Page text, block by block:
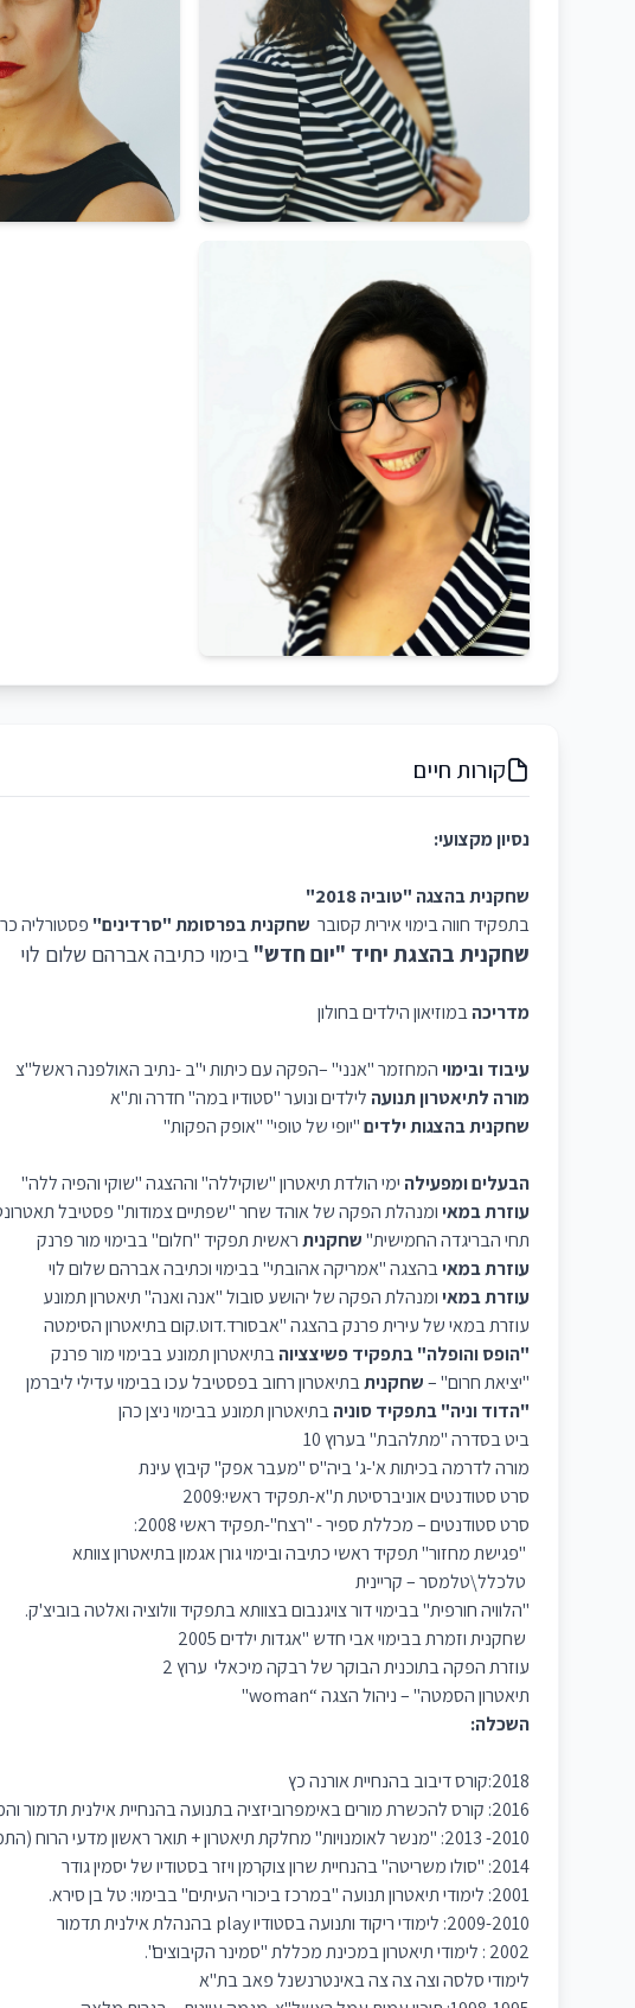
קורות חיים
נסיון מקצועי:
שחקנית בהצגה "טוביה 2018"
בתפקיד חווה בימוי אירית קסובר שחקנית בפרסומת "סרדינים" פסטורליה
שחקנית בהצגת יחיד "יום חדש" בימוי כתיבה אברהם שלום לוי
מדריכהבמוזיאון הילדים בחולון
עיבוד ובימויהמחזמר "אנני" –הפקה עם כיתות י"ב -נתיב האולפנה ראשל"צ
מורה לתיאטרון תנועה לילדים ונוער "סטודיו במה" חדרה ות"א
שחקניתבהצגות ילדים"יופי של טופי" "אופק הפקות"
הבעלים ומפעילה ימי הולדת תיאטרון "שוקיללה" וההצגה "שוקי והפיה ללה"
עוזרת במאיומנהלת הפקה של אוהד שחר "שפתיים צמודות" פסטיבל
תחי הבריגדה החמישית"שחקניתראשית תפקיד "חלום" בבימוי מור פרנק
עוזרת במאיבהצגה "אמריקה אהובתי" בבימוי וכתיבה אברהם שלום לוי
עוזרת במאיומנהלת הפקה של יהושע סובול "אנה ואנה" תיאטרון תמונע
עוזרת במאי של עירית פרנק בהצגה "אבסורד.דוט.קום בתיאטרון הסימטה
"הופס והופלה" בתפקיד פשיצציוהבתיאטרון תמונע בבימוי מור פרנק
"יציאת חרום" –שחקניתבתיאטרון רחוב בפסטיבל עכו בבימוי עדילי ליברמן
"הדוד וניה" בתפקיד סוניהבתיאטרון תמונע בבימוי ניצן כהן
ביט בסדרה "מתלהבת" בערוץ 10
מורה לדרמה בכיתות א'-ג' ביה"ס "מעבר אפק" קיבוץ עינת
סרט סטודנטים אוניברסיטת ת"א-תפקיד ראשי:2009
סרט סטודנטים – מכללת ספיר - "רצח"-תפקיד ראשי 2008:
"פגישת מחזור" תפקיד ראשי כתיבה ובימוי גורן אגמון בתיאטרון צוותא
טלכלל\טלמסר – קריינית
"הלוויה חורפית" בבימוי דור צויגנבום בצוותא בתפקיד וולוציה ואלטה בוביצ'ק.
שחקנית וזמרת בבימוי אבי חדש "אגדות ילדים 2005
עוזרת הפקה בתוכנית הבוקר של רבקה מיכאלי ערוץ 2
תיאטרון הסמטה" – ניהול הצגה “woman"
השכלה:
2018:קורס דיבוב בהנחיית אורנה כץ
2016: קורס להכשרת מורים באימפרוביזציה בתנועה בהנחיית אילנית תדמור והמרכז לגוף ונפש
2010- 2013: "מנשר לאומנויות" מחלקת תיאטרון + תואר ראשון מדעי הרוח (התמחות תיאטרון וקולנוע).
2014: "סולו משריטה" בהנחיית שרון צוקרמן ויזר בסטודיו של יסמין גודר
2001: לימודי תיאטרון תנועה "במרכז ביכורי העיתים" בבימוי: טל בן סירא.
2009-2010: לימודי ריקוד ותנועה בסטודיו play בהנהלת אילנית תדמור
2002 : לימודי תיאטרון במכינת מכללת "סמינר הקיבוצים".
לימודי סלסה וצה צה צה באינטרנשנל פאב בת"א